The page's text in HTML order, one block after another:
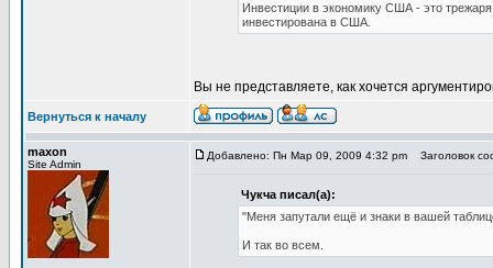
Инвестиции в экономику США - это
инвестирована в США.
Вы не представляете, как хочется
Вернуться к началу
maxon
Site Admin
Добавлено: Пн Мар 09, 2009 4:32 pm Заголовок
Чукча писал(а):
"Меня запутали ещё и знаки в вашей
И так во всем.